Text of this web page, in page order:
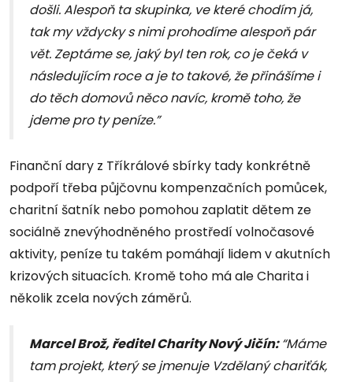
došli. Alespoň ta skupinka, ve které chodím já,
tak my vždycky s nimi prohodíme alespoň pár
vět. Zeptáme se, jaký byl ten rok, co je čeká v
následujícím roce a je to takové, že přinášíme i
do těch domovů něco navíc, kromě toho, že
jdeme pro ty peníze.”
Finanční dary z Tříkrálové sbírky tady konkrétně
podpoří třeba půjčovnu kompenzačních pomůcek,
charitní šatník nebo pomohou zaplatit dětem ze
sociálně znevýhodněného prostředí volnočasové
aktivity, peníze tu takém pomáhají lidem v akutních
krizových situacích. Kromě toho má ale Charita i
několik zcela nových záměrů.
Marcel Brož, ředitel Charity Nový Jičín:“Máme
tam projekt, který se jmenuje Vzdělaný chariťák,